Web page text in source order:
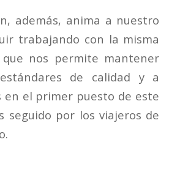
además, anima a nuestro
trabajando con la misma
nos permite mantener
de calidad y a
en el primer puesto de este
seguido por los viajeros de